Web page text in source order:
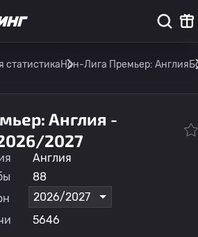
статистикаНон-Лига Премьер: Англия
Англия -
2027
Англия
88
2026/2027
5646